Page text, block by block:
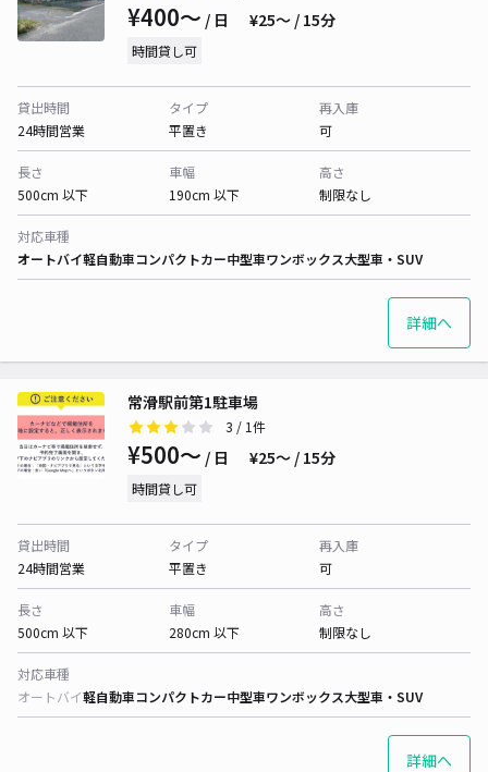
¥400〜 / 日 ¥25〜 / 15分
時間貸し可
貸出時間
24時間営業
タイプ
平置き
再入庫
可
長さ
500cm 以下
車幅
190cm 以下
高さ
制限なし
対応車種
オートバイ軽自動車コンパクトカー中型車ワンボックス大型車・SUV
詳細へ
常滑駅前第1駐車場
3 / 1件
¥500〜 / 日 ¥25〜 / 15分
時間貸し可
貸出時間
24時間営業
タイプ
平置き
再入庫
可
長さ
500cm 以下
車幅
280cm 以下
高さ
制限なし
対応車種
オートバイ軽自動車コンパクトカー中型車ワンボックス大型車・SUV
詳細へ